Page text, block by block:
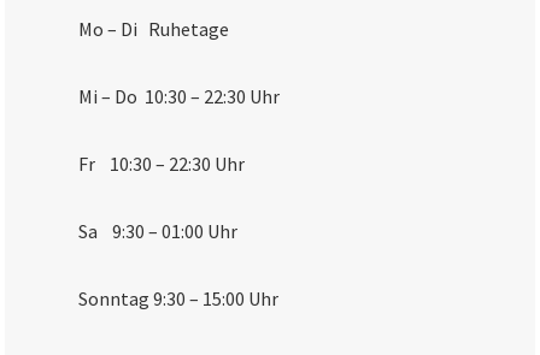
Mo – Di Ruhetage
Mi – Do 10:30 – 22:30 Uhr
Fr 10:30 – 22:30 Uhr
Sa 9:30 – 01:00 Uhr
Sonntag 9:30 – 15:00 Uhr